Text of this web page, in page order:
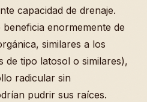
capacidad de drenaje.
enormemente de
similares a los
de tipo latosol o similares),
radicular sin
pudrir sus raíces.